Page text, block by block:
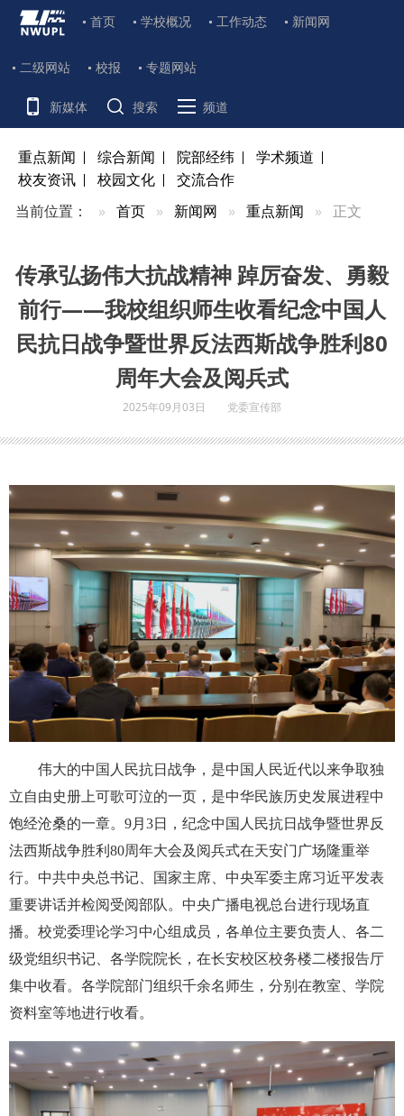
首页 学校概况 工作动态 新闻网
二级网站 校报 专题网站
新媒体 搜索 频道
重点新闻 综合新闻 院部经纬
学术频道
校友资讯
校园文化
交流合作
当前位置：
首页 新闻网 重点新闻 正文
传承弘扬伟大抗战精神 踔厉奋发、勇毅
前行——我校组织师生收看纪念中国人
民抗日战争暨世界反法西斯战争胜利80
周年大会及阅兵式
2025年09月03日 党委宣传部
伟大的中国人民抗日战争，是中国人民近代以来争取独
立自由史册上可歌可泣的一页，是中华民族历史发展进程中
饱经沧桑的一章。9月3日，纪念中国人民抗日战争暨世界反
法西斯战争胜利80周年大会及阅兵式在天安门广场隆重举
行。中共中央总书记、国家主席、中央军委主席习近平发表
重要讲话并检阅受阅部队。中央广播电视总台进行现场直
播。校党委理论学习中心组成员，各单位主要负责人、各二
级党组织书记、各学院院长，在长安校区校务楼二楼报告厅
集中收看。各学院部门组织千余名师生，分别在教室、学院
资料室等地进行收看。